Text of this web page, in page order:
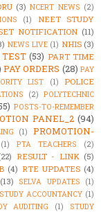
(3) NCERT NEWS (2)
(1)
NEET STUDY
NOTIFICATION (11)
NEWS LIVE (1) NHIS (3)
(53) PART TIME
PAY ORDERS (28) PAY
LIST (1)
POLICE
(2) POLYTECHNIC
POSTS-TO-REMEMBER
PANEL_2 (94)
(1)
PROMOTION-
(1) PTA TEACHERS
(2)
RESULT - LINK (5)
(4) RTE UPDATES (4)
(13) SELVA UPDATES
(1)
STUDY ACCOUNTANCY (1)
AUDITING (1)
STUDY